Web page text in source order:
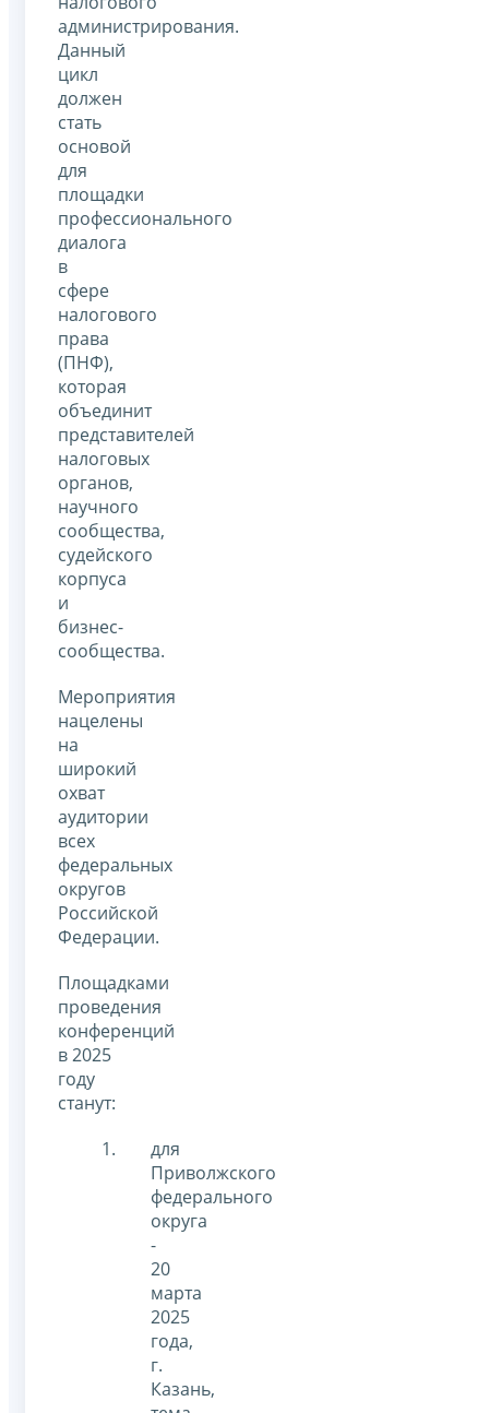
администрирования.
Данный
цикл
должен
стать
основой
для
площадки
профессионального
диалога
в
сфере
налогового
права
(ПНФ),
которая
объединит
представителей
налоговых
органов,
научного
сообщества,
судейского
корпуса
и
бизнес-
сообщества.
Мероприятия
нацелены
на
широкий
охват
аудитории
всех
федеральных
округов
Российской
Федерации.
Площадками
проведения
конференций
в 2025
году
станут:
для
Приволжского
федерального
округа
-
20
марта
2025
года,
г.
Казань,